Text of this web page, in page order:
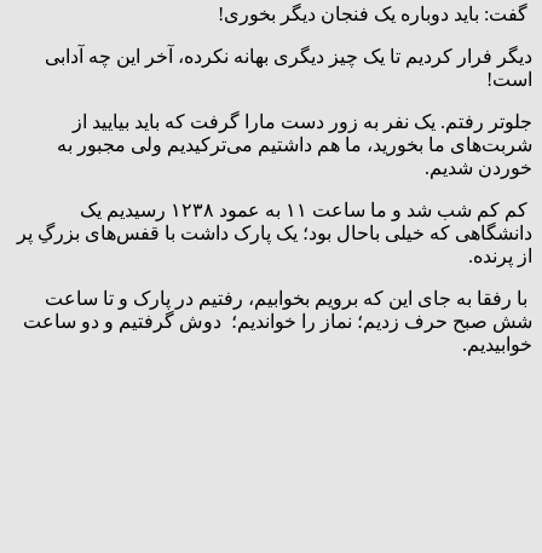
گفت: باید دوباره یک فنجان دیگر بخوری!
دیگر فرار کردیم تا یک چیز دیگری بهانه نکرده، آخر این چه آدابی
است!
جلوتر رفتم. یک نفر به زور دست مارا گرفت که باید بیایید از
شربت‌های ما بخورید، ما هم داشتیم می‌ترکیدیم ولی مجبور به
خوردن شدیم.
کم کم شب شد و ما ساعت ۱۱ به عمود ۱۲۳۸ رسیدیم یک
دانشگاهی که خیلی باحال بود؛ یک پارک داشت با قفس‌های بزرگِ پر
از پرنده.
با رفقا به جای این که برویم بخوابیم، رفتیم در پارک و تا ساعت
شش صبح حرف زدیم؛ نماز را خواندیم؛ دوش گرفتیم و دو ساعت
خوابیدیم.